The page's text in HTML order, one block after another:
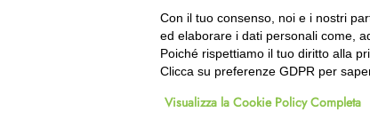
Con il tuo consenso, noi e i nostri
ed elaborare i dati personali come,
Poiché rispettiamo il tuo diritto alla
Clicca su preferenze GDPR per
Visualizza la Cookie Policy Completa